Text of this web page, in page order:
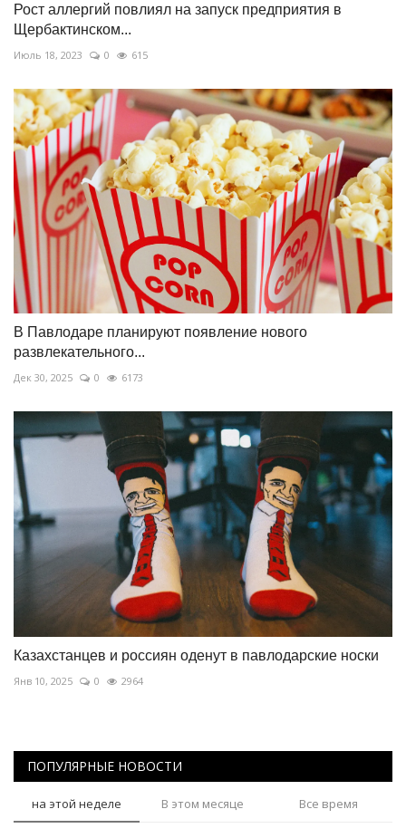
Рост аллергий повлиял на запуск предприятия в
Щербактинском...
Июль 18, 2023 0 615
В Павлодаре планируют появление нового
развлекательного...
Дек 30, 2025 0 6173
Казахстанцев и россиян оденут в павлодарские носки
Янв 10, 2025 0 2964
ПОПУЛЯРНЫЕ НОВОСТИ
на этой неделе В этом месяце Все время